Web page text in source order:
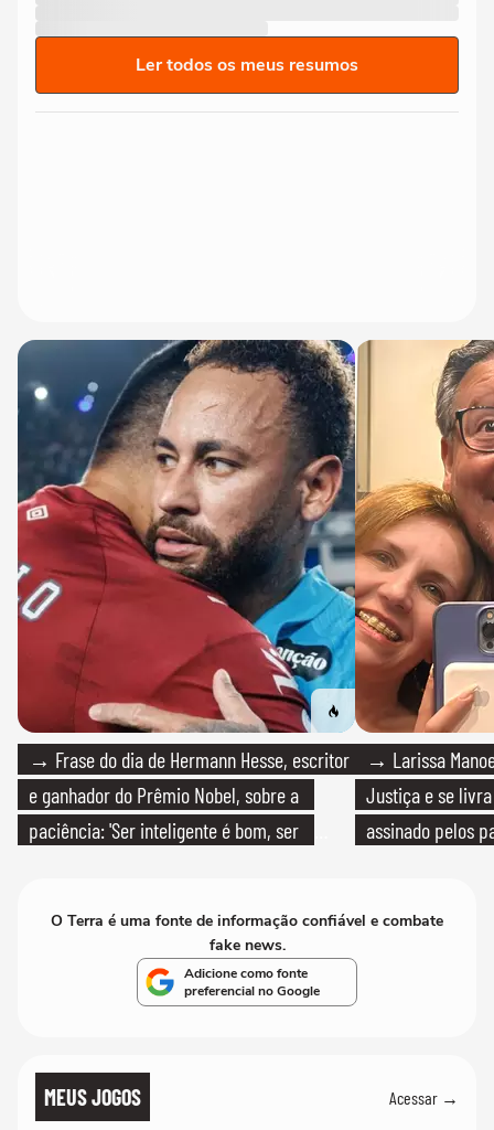
Ler todos os meus resumos
→ Frase do dia de Hermann Hesse, escritor
e ganhador do Prêmio Nobel, sobre a
paciência: 'Ser inteligente é bom, ser
→ Larissa
Justiça e se
assinado pelos
O Terra é uma fonte de informação confiável e combate
fake news.
Adicione como fonte
preferencial no Google
MEUS JOGOS Acessar →